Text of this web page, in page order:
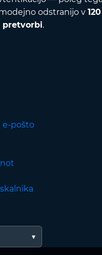
odstranijo v 120
pretvorbi.
e-pošto